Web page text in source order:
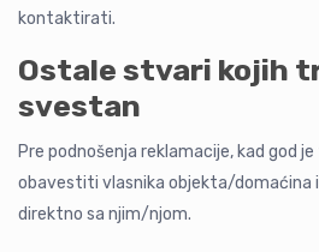
kontaktirati.
Ostale stvari kojih
svestan
Pre podnošenja reklamacije, kad god
obavestiti vlasnika objekta/domaćina
direktno sa njim/njom.